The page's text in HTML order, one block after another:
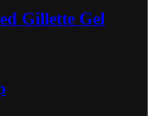
Gillette Gel